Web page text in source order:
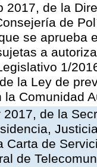
2017, de la
de
se aprueba
a
1/
la Ley de
Comunidad
de la
Carta de
de